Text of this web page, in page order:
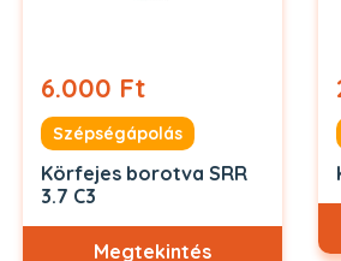
6.000 Ft
Szépségápolás
Körfejes borotva SRR
3.7 C3
Megtekintés